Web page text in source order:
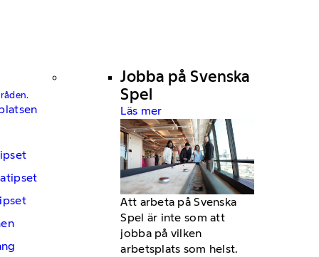
Jobba på Svenska
Spel
Läs mer
Att arbeta på Svenska
Spel är inte som att
jobba på vilken
arbetsplats som helst.